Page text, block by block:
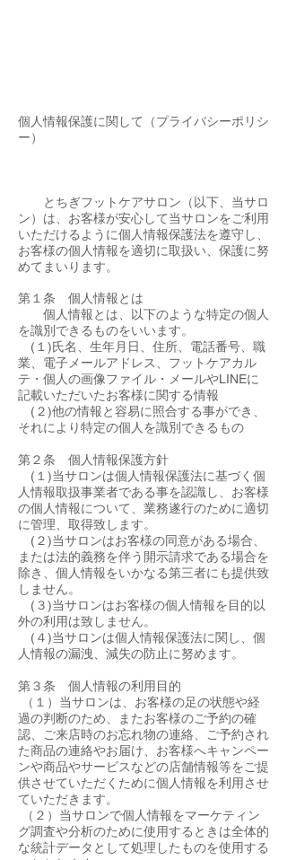
個人情報保護に関して（プライバシーポリシ
ー）
とちぎフットケアサロン（以下、当サロ
ン）は、お客様が安心して当サロンをご利用
いただけるように個人情報保護法を遵守し、
お客様の個人情報を適切に取扱い、保護に努
めてまいります。
第１条 個人情報とは
個人情報とは、以下のような特定の個人
を識別できるものをいいます。
(１)氏名、生年月日、住所、電話番号、職
業、電子メールアドレス、フットケアカル
テ・個人の画像ファイル・メールやLINEに
記載いただいたお客様に関する情報
(２)他の情報と容易に照合する事ができ、
それにより特定の個人を識別できるもの
第２条 個人情報保護方針
(１)当サロンは個人情報保護法に基づく個
人情報取扱事業者である事を認識し、お客様
の個人情報について、業務遂行のために適切
に管理、取得致します。
(２)当サロンはお客様の同意がある場合、
または法的義務を伴う開示請求である場合を
除き、個人情報をいかなる第三者にも提供致
しません。
(３)当サロンはお客様の個人情報を目的以
外の利用は致しません。
(４)当サロンは個人情報保護法に関し、個
人情報の漏洩、減失の防止に努めます。
第３条 個人情報の利用目的
（１）当サロンは、お客様の足の状態や経
過の判断のため、またお客様のご予約の確
認、ご来店時のお忘れ物の連絡、ご予約され
た商品の連絡やお届け、お客様へキャンペー
ンや商品やサービスなどの店舗情報等をご提
供させていただくために個人情報を利用させ
ていただきます。
（２）当サロンで個人情報をマーケティン
グ調査や分析のために使用するときは全体的
な統計データとして処理したものを使用する